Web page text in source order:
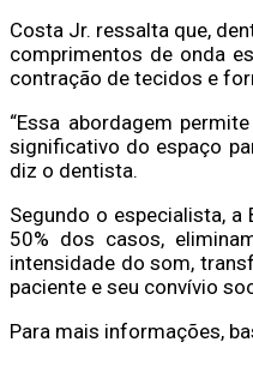
Costa Jr. ressalta que,
comprimentos de onda
contração de tecidos e
“Essa abordagem
significativo do espaço
diz o dentista.
Segundo o especialista,
50% dos casos,
intensidade do som,
paciente e seu convívio
Para mais informações,